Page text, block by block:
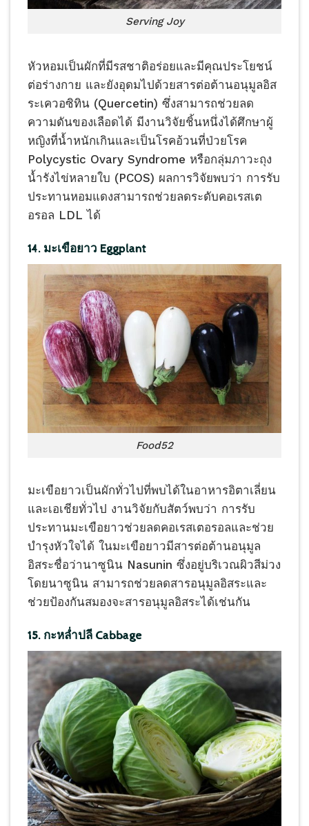
Serving Joy
หัวหอมเป็นผักที่มีรสชาติอร่อยและมีคุณประโยชน์
ต่อร่างกาย และยังอุดมไปด้วยสารต่อต้านอนุมูลอิส
ระเควอซิทิน (Quercetin) ซึ่งสามารถช่วยลด
ความดันของเลือดได้ มีงานวิจัยชิ้นหนึ่งได้ศึกษาผู้
หญิงที่น้ำหนักเกินและเป็นโรคอ้วนที่ป่วยโรค
Polycystic Ovary Syndrome หรือกลุ่มภาวะถุง
น้ำรังไข่หลายใบ (PCOS) ผลการวิจัยพบว่า การรับ
ประทานหอมแดงสามารถช่วยลดระดับคอเรสเต
อรอล LDL ได้
14. มะเขือยาว Eggplant
Food52
มะเขือยาวเป็นผักทั่วไปที่พบได้ในอาหารอิตาเลี่ยน
และเอเชียทั่วไป งานวิจัยกับสัตว์พบว่า การรับ
ประทานมะเขือยาวช่วยลดคอเรสเตอรอลและช่วย
บำรุงหัวใจได้ ในมะเขือยาวมีสารต่อต้านอนุมูล
อิสระชื่อว่านาซูนิน Nasunin ซึ่งอยู่บริเวณผิวสีม่วง
โดยนาซูนิน สามารถช่วยลดสารอนุมูลอิสระและ
ช่วยป้องกันสมองจะสารอนุมูลอิสระได้เช่นกัน
15. กะหล่ำปลี Cabbage